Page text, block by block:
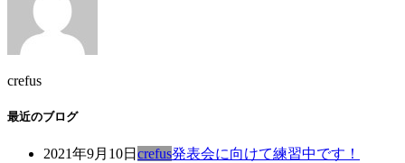
crefus
最近のブログ
2021年9月10日 crefus発表会に向けて練習中です！